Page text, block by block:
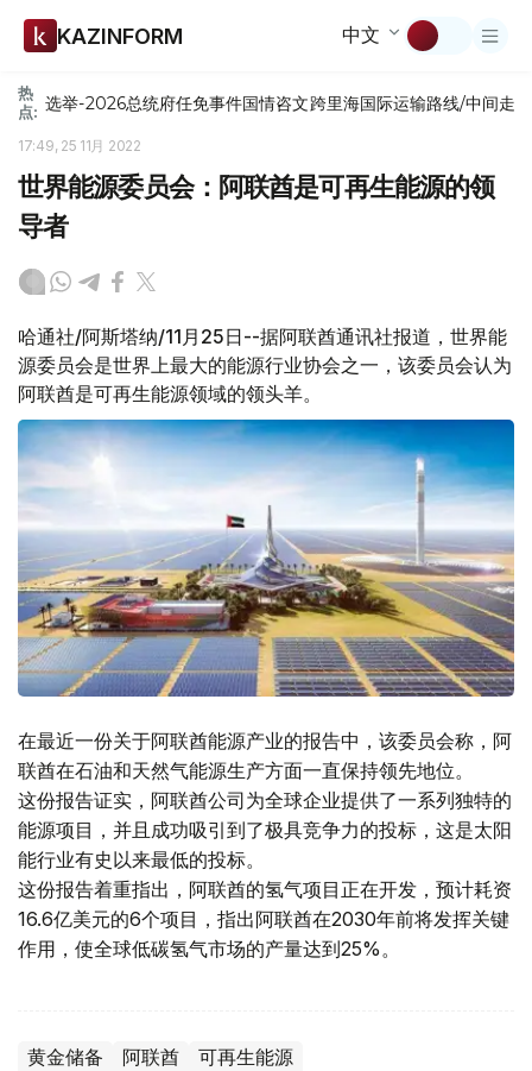
KAZINFORM 中文
热
点: 选举-2026总统府任免事件国情咨文跨里海国际运输路线/中间走廊
17:49, 25 11月 2022
世界能源委员会：阿联酋是可再生能源的领
导者
哈通社/阿斯塔纳/11月25日--据阿联酋通讯社报道，世界能
源委员会是世界上最大的能源行业协会之一，该委员会认为
阿联酋是可再生能源领域的领头羊。
在最近一份关于阿联酋能源产业的报告中，该委员会称，阿
联酋在石油和天然气能源生产方面一直保持领先地位。
这份报告证实，阿联酋公司为全球企业提供了一系列独特的
能源项目，并且成功吸引到了极具竞争力的投标，这是太阳
能行业有史以来最低的投标。
这份报告着重指出，阿联酋的氢气项目正在开发，预计耗资
16.6亿美元的6个项目，指出阿联酋在2030年前将发挥关键
作用，使全球低碳氢气市场的产量达到25%。
黄金储备 阿联酋 可再生能源